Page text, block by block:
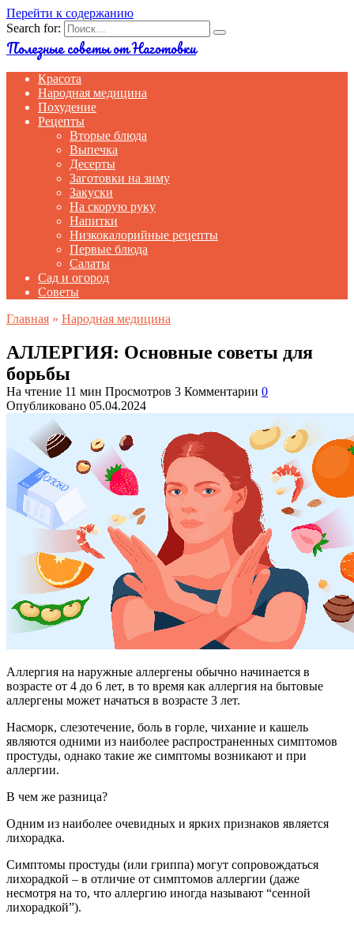
Перейти к содержанию
Search for:
Полезные советы от Наготовки
Красота
Народная медицина
Похудение
Рецепты
Вторые блюда
Выпечка
Десерты
Заготовки на зиму
Закуски
На скорую руку
Напитки
Низкокалорийные рецепты
Первые блюда
Салаты
Сад и огород
Советы
Главная » Народная медицина
АЛЛЕРГИЯ: Основные советы для
борьбы
На чтение 11 мин Просмотров 3 Комментарии 0
Опубликовано 05.04.2024
Аллергия на наружные аллергены обычно начинается в
возрасте от 4 до 6 лет, в то время как аллергия на бытовые
аллергены может начаться в возрасте 3 лет.
Насморк, слезотечение, боль в горле, чихание и кашель
являются одними из наиболее распространенных симптомов
простуды, однако такие же симптомы возникают и при
аллергии.
В чем же разница?
Одним из наиболее очевидных и ярких признаков является
лихорадка.
Симптомы простуды (или гриппа) могут сопровождаться
лихорадкой – в отличие от симптомов аллергии (даже
несмотря на то, что аллергию иногда называют “сенной
лихорадкой”).